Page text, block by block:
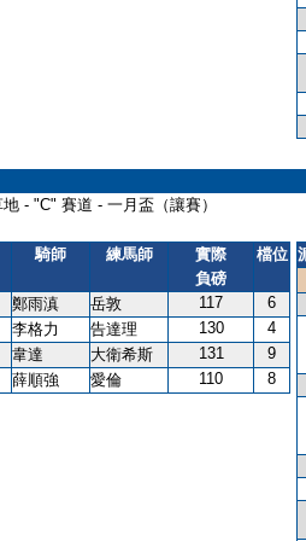
- "C" 賽道 - 一月盃（讓賽）
騎師 練馬師
實際
負磅
檔位
鄭雨滇 岳敦 117
6
李格力 告達理 130
4
韋達 大衛希斯 131
9
薛順強 愛倫 110 8